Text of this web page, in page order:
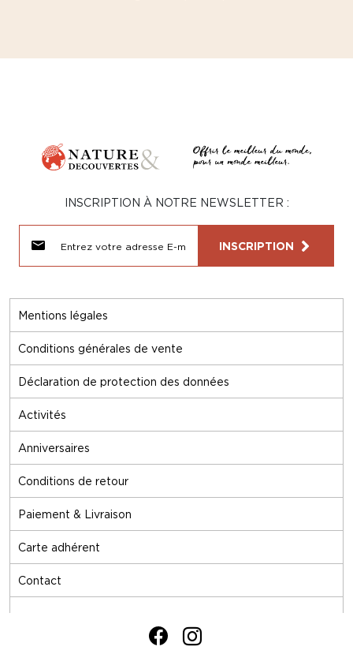
Mentions légales
Conditions générales de vente
Déclaration de protection des données
Activités
Anniversaires
Conditions de retour
Paiement & Livraison
Carte adhérent
Contact
INSCRIPTION À NOTRE NEWSLETTER :
INSCRIPTION